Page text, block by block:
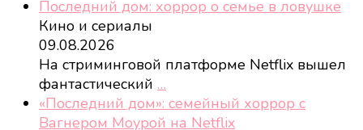
Последний дом: хоррор о семье в ловушке
Кино и сериалы
09.08.2026
На стриминговой платформе Netflix вышел
фантастический …
«Последний дом»: семейный хоррор с
Вагнером Моурой на Netflix